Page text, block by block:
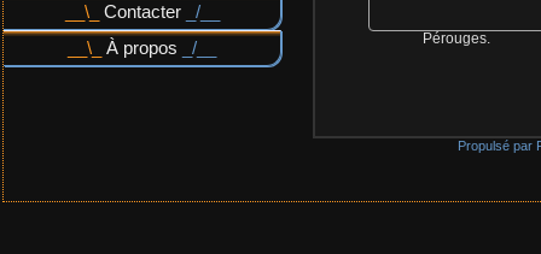
Contacter
À propos
Pérouges.
Propulsé par